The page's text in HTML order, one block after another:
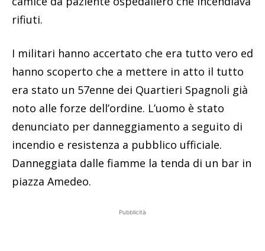
rifiuti.
I militari hanno accertato che era tutto vero ed
hanno scoperto che a mettere in atto il tutto
era stato un 57enne dei Quartieri Spagnoli già
noto alle forze dell’ordine. L’uomo è stato
denunciato per danneggiamento a seguito di
incendio e resistenza a pubblico ufficiale.
Danneggiata dalle fiamme la tenda di un bar in
piazza Amedeo.
Pubblicità